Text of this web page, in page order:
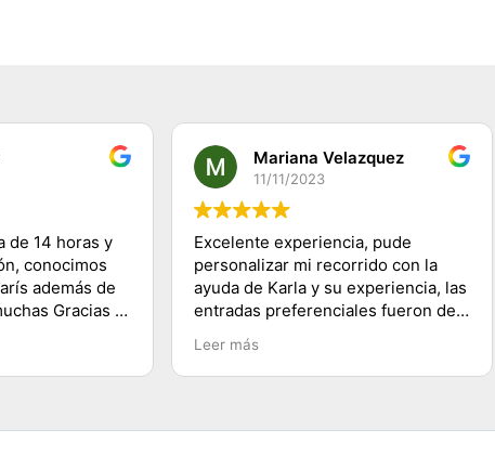
de 14 horas y
conocimos
además de
Gracias a
100%
desde
Mariana Velazquez
11/11/2023
Excelente experiencia, pude
personalizar mi recorrido con la
ayuda de Karla y su experiencia, las
entradas preferenciales fueron de
lo mejor te ahorras las filas! Muy
buenos tips y explicaciones de los
lugares visitados. Es hermoso
Leer más